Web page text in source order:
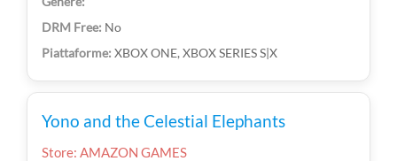
No
XBOX ONE, XBOX SERIES S|X
Yono and the Celestial Elephants
Store: AMAZON GAMES